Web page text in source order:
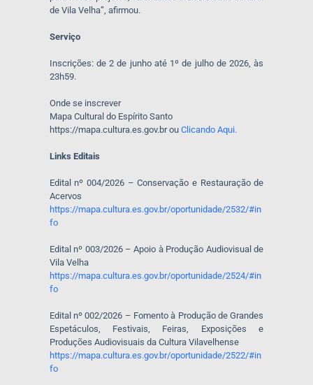
de Vila Velha”, afirmou.
Serviço
Inscrições: de 2 de junho até 1º de julho de 2026, às
23h59.
Onde se inscrever
Mapa Cultural do Espírito Santo
https://mapa.cultura.es.gov.br ou Clicando Aqui.
Links Editais
Edital nº 004/2026 – Conservação e Restauração de
Acervos
https://mapa.cultura.es.gov.br/oportunidade/2532/#in
fo
Edital nº 003/2026 – Apoio à Produção Audiovisual de
Vila Velha
https://mapa.cultura.es.gov.br/oportunidade/2524/#in
fo
Edital nº 002/2026 – Fomento à Produção de Grandes
Espetáculos, Festivais, Feiras, Exposições e
Produções Audiovisuais da Cultura Vilavelhense
https://mapa.cultura.es.gov.br/oportunidade/2522/#in
fo